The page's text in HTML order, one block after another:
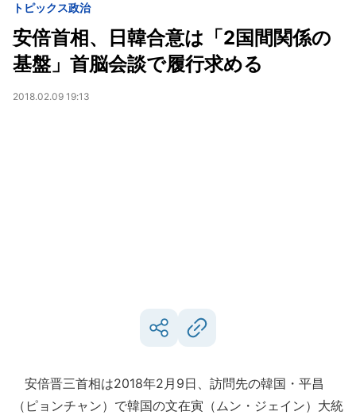
トピックス政治
安倍首相、日韓合意は「2国間関係の
基盤」首脳会談で履行求める
2018.02.09 19:13
安倍晋三首相は2018年2月9日、訪問先の韓国・平昌
（ピョンチャン）で韓国の文在寅（ムン・ジェイン）大統